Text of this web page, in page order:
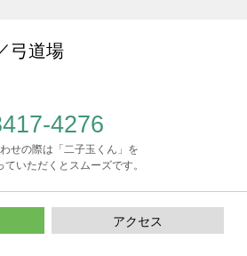
弓道場
4276
せの際は「二子玉くん」を
ていただくとスムーズです。
アクセス